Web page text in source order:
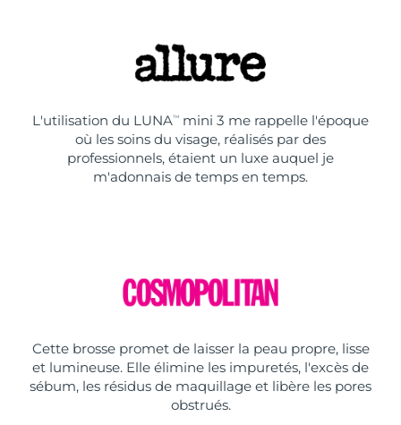
L'utilisation du LUNATM
mini 3 me rappelle l'époque
où les soins du visage, réalisés par des
professionnels, étaient un luxe auquel je
m'adonnais de temps en temps.
Cette brosse promet de laisser la peau propre, lisse
et lumineuse. Elle élimine les impuretés, l'excès de
sébum, les résidus de maquillage et libère les pores
obstrués.